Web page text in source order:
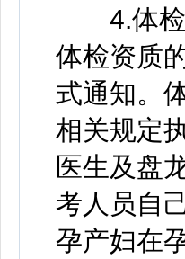
4.体检
体检资质
式通知。
相关规定
医生及盘
考人员自
孕产妇在